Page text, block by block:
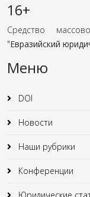
16+
Средство
"Евразийский
Меню
DOI
Новости
Наши рубрики
Конференции